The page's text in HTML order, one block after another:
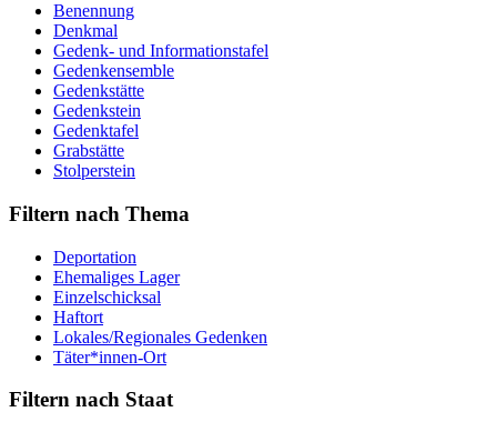
Benennung
Denkmal
Gedenk- und Informationstafel
Gedenkensemble
Gedenkstätte
Gedenkstein
Gedenktafel
Grabstätte
Stolperstein
Filtern nach Thema
Deportation
Ehemaliges Lager
Einzelschicksal
Haftort
Lokales/Regionales Gedenken
Täter*innen-Ort
Filtern nach Staat